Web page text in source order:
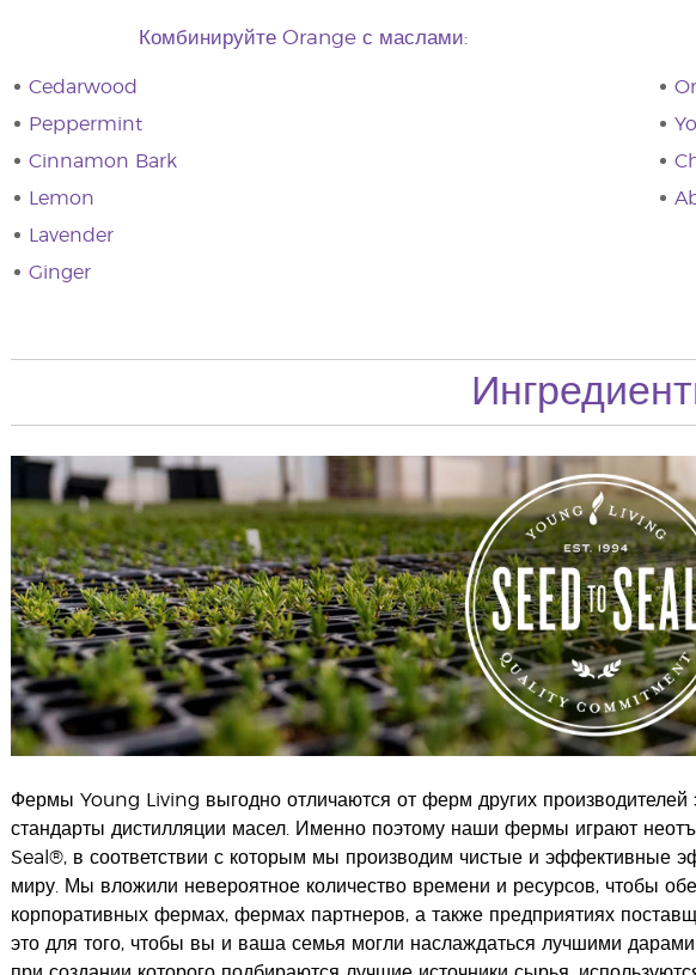
Комбинируйте Orange с маслами:
Cedarwood
Peppermint
Cinnamon Bark
Lemon
Lavender
Ginger
Фермы Young Living выгодно отличаются от ферм других производителей
стандарты дистилляции масел. Именно поэтому наши фермы играют
Seal®, в соответствии с которым мы производим чистые и эффективные
миру. Мы вложили невероятное количество времени и ресурсов, чтобы
корпоративных фермах, фермах партнеров, а также предприятиях
это для того, чтобы вы и ваша семья могли наслаждаться лучшими